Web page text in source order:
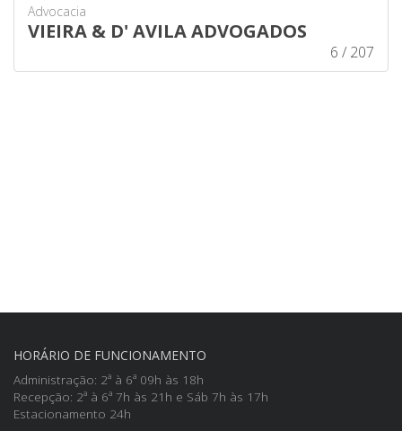
Advocacia
VIEIRA & D' AVILA ADVOGADOS
6 / 207
HORÁRIO DE FUNCIONAMENTO
Administração: 2ª à 6ª 09h às 18h
Recepção: 2ª à 6ª 7h às 21h e Sáb 7h às 17h
Estacionamento 24h